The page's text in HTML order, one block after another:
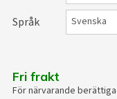
Språk
Fri frakt
För närvarande